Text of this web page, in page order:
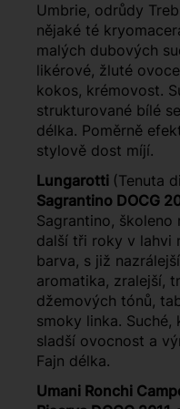
Umbrie, odrůdy
nějaké té
malých dubových
likérové, žluté
kokos, krémovost.
strukturované bílé
délka. Poměrně
stylově dost míjí.
Lungarotti (Tenuta
Sagrantino DOCG
Sagrantino,
další tři roky v lahvi
barva, s již
aromatika, zralejší,
džemových tónů,
smoky linka.
sladší ovocnost a
Fajn délka.
Umani Ronchi